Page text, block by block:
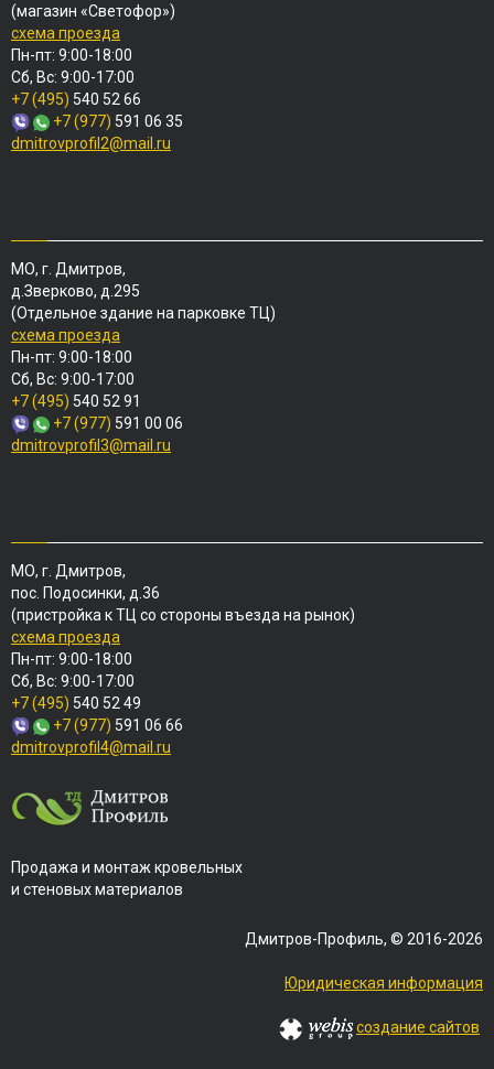
(магазин «Светофор»)
схема проезда
Пн-пт: 9:00-18:00
Сб, Вс: 9:00-17:00
+7 (495) 540 52 66
+7 (977) 591 06 35
dmitrovprofil2@mail.ru
МО, г. Дмитров,
д.Зверково, д.295
(Отдельное здание на парковке ТЦ)
схема проезда
Пн-пт: 9:00-18:00
Сб, Вс: 9:00-17:00
+7 (495) 540 52 91
+7 (977) 591 00 06
dmitrovprofil3@mail.ru
МО, г. Дмитров,
пос. Подосинки, д.36
(пристройка к ТЦ со стороны въезда на рынок)
схема проезда
Пн-пт: 9:00-18:00
Сб, Вс: 9:00-17:00
+7 (495) 540 52 49
+7 (977) 591 06 66
dmitrovprofil4@mail.ru
Продажа и монтаж кровельных
и стеновых материалов
Дмитров-Профиль, © 2016-2026
Юридическая информация
создание сайтов